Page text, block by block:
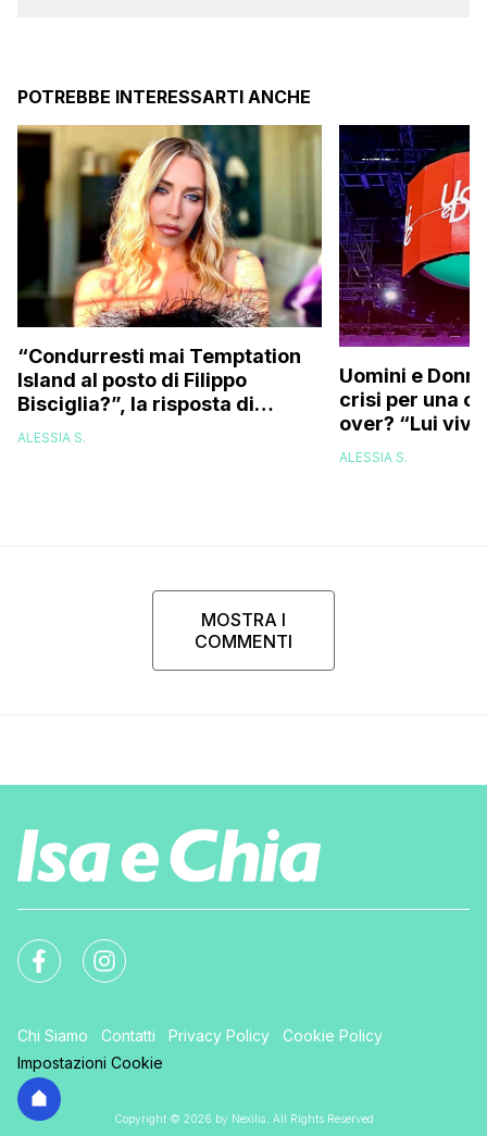
POTREBBE INTERESSARTI ANCHE
“Condurresti mai Temptation
Island al posto di Filippo
Bisciglia?”, la risposta di
Karina Cascella: “Andrei di
ALESSIA S.
Uomini e
crisi per una
over? “Lui
ALESSIA S.
MOSTRA I
COMMENTI
Chi Siamo Contatti Privacy Policy
Cookie Policy
Impostazioni Cookie
Copyright © 2026 by Nexilia. All Rights Reserved